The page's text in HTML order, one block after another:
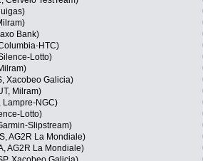
Bank)
HTC)
Lotto)
Xacobeo Galicia)
Milram)
Lampre-NGC)
Lotto)
Slipstream)
AG2R La Mondiale)
AG2R La Mondiale)